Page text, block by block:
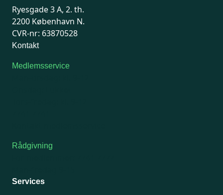
Ryesgade 3 A, 2. th.
2200 København N.
CVR-nr: 63870528
Kontakt
Medlemsservice
Rådgivning
Services